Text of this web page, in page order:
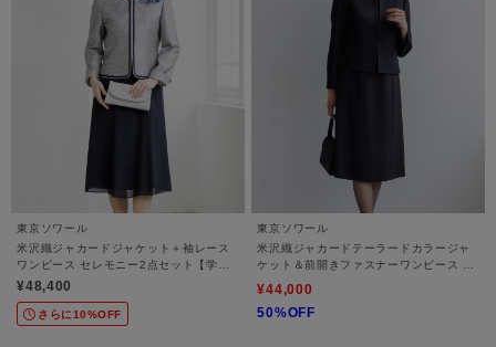
東京ソワール
米沢織ジャカードジャケット＋袖レース
ワンピース セレモニー2点セット【学校
行事・卒業式・入学式・七五三・結婚
¥48,400
さらに10%OFF
東京ソワール
米沢織ジャカードテーラードカラージャ
ケット＆前開きファスナーワンピース 2
礼服】
¥44,000
50%OFF